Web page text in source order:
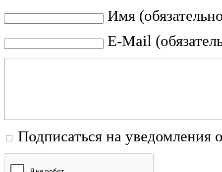
Имя
E-Mail
Подписаться на уведомления